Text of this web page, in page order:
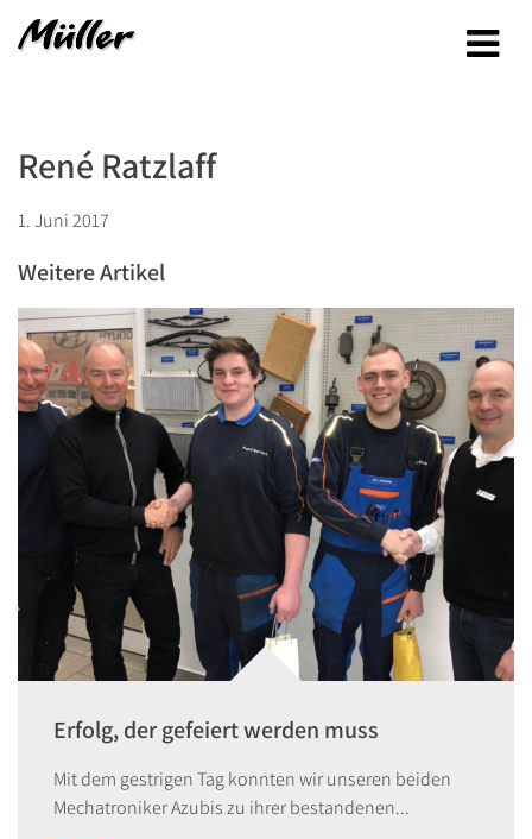
René Ratzlaff
1. Juni 2017
Weitere Artikel
Erfolg, der gefeiert werden muss
Mit dem gestrigen Tag konnten wir unseren beiden
Mechatroniker Azubis zu ihrer bestandenen...